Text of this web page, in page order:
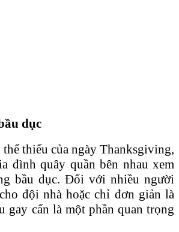
dục
thiếu của ngày Thanksgiving,
đình quây quần bên nhau xem
bầu dục. Đối với nhiều người
đội nhà hoặc chỉ đơn giản là
gay cấn là một phần quan trọng